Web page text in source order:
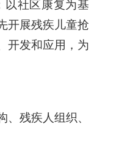
以社区康复为基
开展残疾儿童抢
开发和应用，为
残疾人组织、